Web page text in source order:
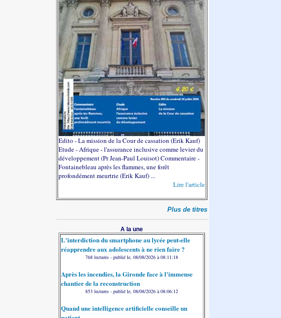
Edito - La mission de la Cour de cassation (Erik Kauf)
Etude - Afrique - l'assurance inclusive comme levier du
développement (Pr Jean-Paul Louisot) Commentaire -
Fontainebleau après les flammes, une forêt
profondément meurtrie (Erik Kauf) ...
Lire l'article
Plus de titres
A la une
L'interdiction du smartphone au lycée peut-elle
réapprendre aux adolescents à ne rien faire ?
768 lectures - publié le, 08/08/2026 à 08:11:18
Après les incendies, la Gironde face à l'immense
chantier de la reconstruction
853 lectures - publié le, 08/08/2026 à 08:06:12
Quand une intelligence artificielle conseille un